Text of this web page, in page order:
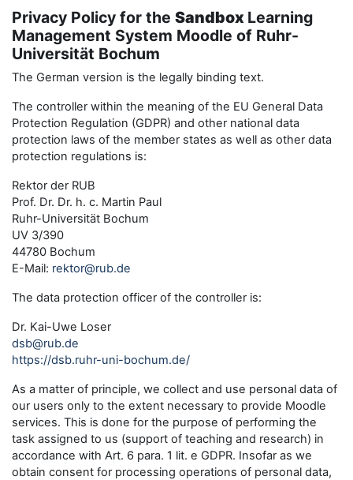
Privacy Policy for the Sandbox Learning
Management System Moodle of Ruhr-
Universität Bochum
The German version is the legally binding text.
The controller within the meaning of the EU General Data
Protection Regulation (GDPR) and other national data
protection laws of the member states as well as other data
protection regulations is:
Rektor der RUB
Prof. Dr. Dr. h. c. Martin Paul
Ruhr-Universität Bochum
UV 3/390
44780 Bochum
E-Mail: rektor@rub.de
The data protection officer of the controller is:
Dr. Kai-Uwe Loser
dsb@rub.de
https://dsb.ruhr-uni-bochum.de/
As a matter of principle, we collect and use personal data of
our users only to the extent necessary to provide Moodle
services. This is done for the purpose of performing the
task assigned to us (support of teaching and research) in
accordance with Art. 6 para. 1 lit. e GDPR. Insofar as we
obtain consent for processing operations of personal data,